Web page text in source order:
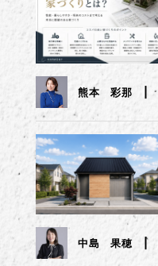
熊本 彩那
中島 果穂